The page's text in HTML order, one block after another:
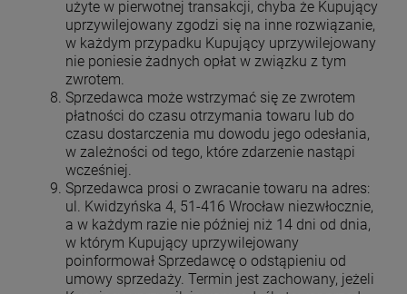
użyte w pierwotnej transakcji, chyba że Kupujący
uprzywilejowany zgodzi się na inne rozwiązanie,
w każdym przypadku Kupujący uprzywilejowany
nie poniesie żadnych opłat w związku z tym
zwrotem.
Sprzedawca może wstrzymać się ze zwrotem
płatności do czasu otrzymania towaru lub do
czasu dostarczenia mu dowodu jego odesłania,
w zależności od tego, które zdarzenie nastąpi
wcześniej.
Sprzedawca prosi o zwracanie towaru na adres:
ul. Kwidzyńska 4, 51-416 Wrocław niezwłocznie,
a w każdym razie nie później niż 14 dni od dnia,
w którym Kupujący uprzywilejowany
poinformował Sprzedawcę o odstąpieniu od
umowy sprzedaży. Termin jest zachowany, jeżeli